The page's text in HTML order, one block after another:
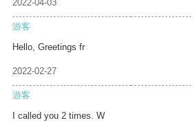
2022-04-03
游客
Hello, Greetings fr
2022-02-27
游客
I called you 2 times. W